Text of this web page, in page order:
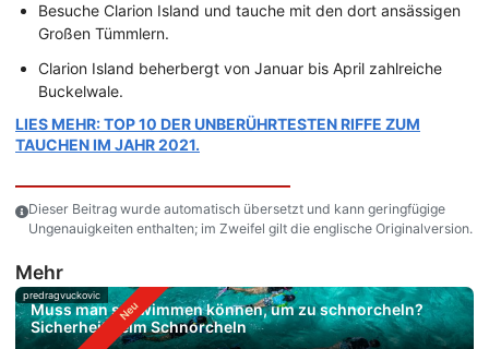
Besuche Clarion Island und tauche mit den dort ansässigen
Großen Tümmlern.
Clarion Island beherbergt von Januar bis April zahlreiche
Buckelwale.
LIES MEHR: TOP 10 DER UNBERÜHRTESTEN RIFFE ZUM
TAUCHEN IM JAHR 2021.
Dieser Beitrag wurde automatisch übersetzt und kann geringfügige
Ungenauigkeiten enthalten; im Zweifel gilt die englische Originalversion.
Mehr
predragvuckovic
Muss man schwimmen können, um zu schnorcheln?
Sicherheit beim Schnorcheln